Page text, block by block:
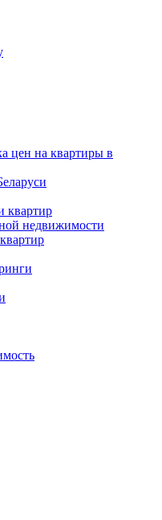
цен на квартиры в
квартир
недвижимости